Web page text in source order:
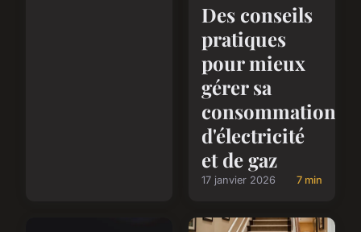
Des conseils
pratiques
pour mieux
gérer sa
consommation
d'électricité
et de gaz
17 janvier 2026 7 min